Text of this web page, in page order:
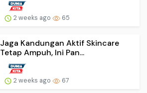
2 weeks ago 65
Jaga Kandungan Aktif Skincare
Tetap Ampuh, Ini Pan...
2 weeks ago 67